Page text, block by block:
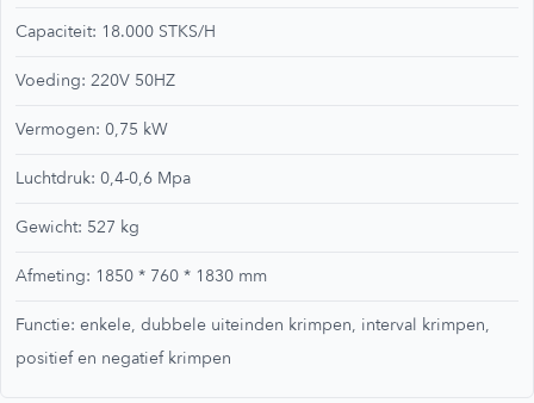
Capaciteit: 18.000 STKS/H
Voeding: 220V 50HZ
Vermogen: 0,75 kW
Luchtdruk: 0,4-0,6 Mpa
Gewicht: 527 kg
Afmeting: 1850 * 760 * 1830 mm
Functie: enkele, dubbele uiteinden krimpen, interval krimpen,
positief en negatief krimpen